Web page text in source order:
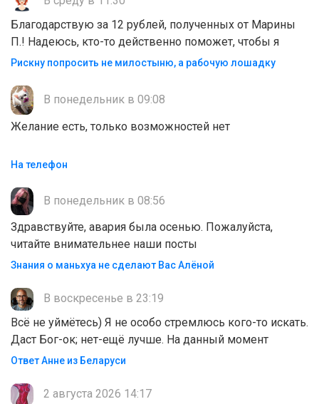
Благодарствую за 12 рублей, полученных от Марины
П.! Надеюсь, кто-то действенно поможет, чтобы я
Рискну попросить не милостыню, а рабочую лошадку
В понедельник в 09:08
Желание есть, только возможностей нет
На телефон
В понедельник в 08:56
Здравствуйте, авария была осенью. Пожалуйста,
читайте внимательнее наши посты
Знания о маньхуа не сделают Вас Алëной
В воскресенье в 23:19
Всё не уймётесь) Я не особо стремлюсь кого-то искать.
Даст Бог-ок; нет-ещё лучше. На данный момент
Ответ Анне из Беларуси
2 августа 2026 14:17